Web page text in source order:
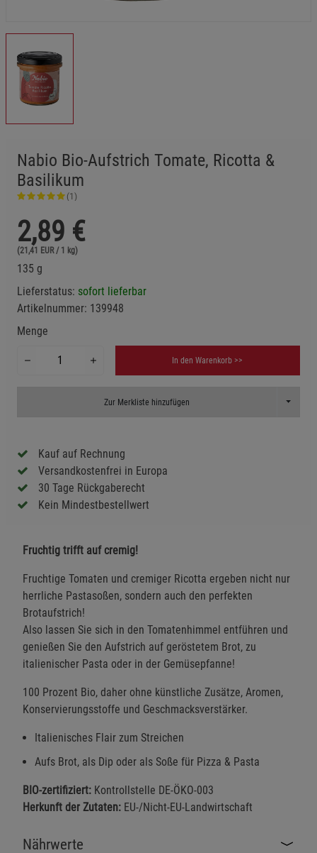
Nabio Bio-Aufstrich Tomate, Ricotta &
Basilikum
(1)
2,89 €
(21,41 EUR / 1 kg)
135 g
Lieferstatus: sofort lieferbar
Artikelnummer: 139948
Menge
In den Warenkorb >>
Zur Merkliste hinzufügen Toggle
Kauf auf Rechnung
Versandkostenfrei in Europa
30 Tage Rückgaberecht
Kein Mindestbestellwert
Fruchtig trifft auf cremig!
Fruchtige Tomaten und cremiger Ricotta ergeben nicht nur
herrliche Pastasoßen, sondern auch den perfekten
Brotaufstrich!
Also lassen Sie sich in den Tomatenhimmel entführen und
genießen Sie den Aufstrich auf geröstetem Brot, zu
italienischer Pasta oder in der Gemüsepfanne!
100 Prozent Bio, daher ohne künstliche Zusätze, Aromen,
Konservierungsstoffe und Geschmacksverstärker.
Italienisches Flair zum Streichen
Aufs Brot, als Dip oder als Soße für Pizza & Pasta
BIO-zertifiziert: Kontrollstelle DE-ÖKO-003
Herkunft der Zutaten: EU-/Nicht-EU-Landwirtschaft
Nährwerte